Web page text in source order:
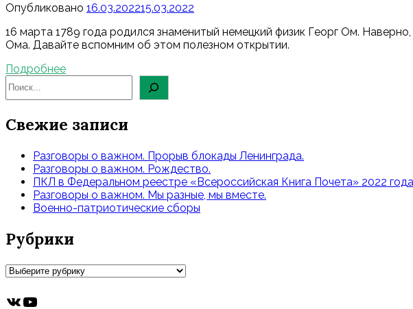
Опубликовано 16.03.202215.03.2022
16 марта 1789 года родился знаменитый немецкий физик Георг Ом.
Ома. Давайте вспомним об этом полезном открытии.
Подробнее
Свежие записи
Разговоры о важном. Прорыв блокады Ленинграда.
Разговоры о важном. Рождество.
ПКЛ в Федеральном реестре «Всероссийская Книга Почета» 2022 года
Разговоры о важном. Мы разные, мы вместе.
Военно-патриотические сборы
Рубрики
Рубрики
ВКонтакте
YouTube